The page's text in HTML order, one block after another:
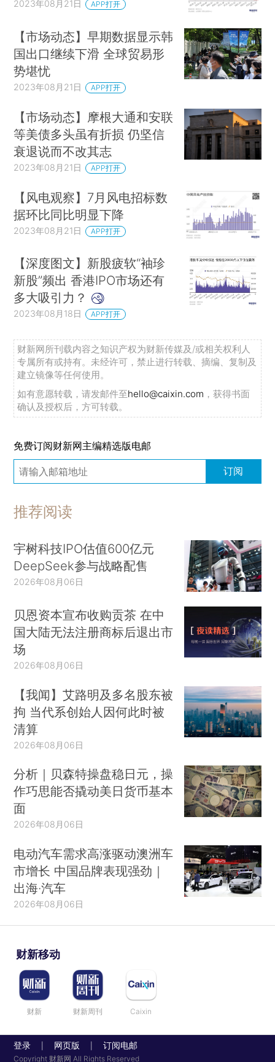
【大市热点】
香港IPO市场该如何重拾吸引力？疫情过去，
香港IPO市场却延续颓势，缺乏大型新股上市，新
股缩量发行的“袖珍IPO”现象也很突出。造成新股市
场寒潮的原因有哪些？在港交所的制度改革后，接
下来的情况会有改善吗？来看安永对这个问题的解
析
【数据推荐】
前七月分类型企业出口 海关总署数据显示，前
七月中国累计出口19449.02亿美元，累计同比下降
5.01%。其中，私营企业累计出口11983.61亿元，
同比下降0.39%，占总出口金额的比例达到61.6%。
来看我们的数据专题整理
1年期LPR
行间同业拆借中心公布，最新1年期贷款市场报价
利率（LPR）为3.45%，较上个月下降10BP，而5
年期以上LPR为4.2%，维持不变。市场人士分析，
此举或旨在保护银行息差、给存量房贷利率下调留
出空间……本轮降息距离上一次仅过去了两个月，
是年内的第二次降息。我们的数据库已经更新。
进
入财新CEIC数据库查看和下载这条数据
【更多荐读】
摩根大通和安联依然认为美国会衰退一些全球
知名基金经理确信美国即将陷入衰退，他们在今年
大量买入政府债券，希望以大胆押注弥补2022年
遭受的惨重损失。包括摩根大通、安联在内的美债
多头认为，美国经济才刚刚开始消化美联储激进加
息的影响，从加息到经济衰退需要的也只是时
间……来读读华尔街这些人的看法
查看精华内容的完整版，解锁海量金融数据、
财经资讯和更多数据资讯服务，请订阅财新数据
通。（移动端用户点这里，PC端用户点这里）
2023年08月21日 APP打开
【市场动态】早期数据显示韩
国出口继续下滑 全球贸易形
势堪忧
2023年08月21日 APP打开
【市场动态】摩根大通和安联
等美债多头虽有折损 仍坚信
衰退说而不改其志
2023年08月21日 APP打开
【风电观察】7月风电招标数
据环比同比明显下降
2023年08月21日 APP打开
【深度图文】新股疲软“袖珍
新股”频出 香港IPO市场还有
多大吸引力？
2023年08月18日 APP打开
财新网所刊载内容之知识产权为财新传媒及/或相关权利人
专属所有或持有。未经许可，禁止进行转载、摘编、复制及
建立镜像等任何使用。
如有意愿转载，请发邮件至hello@caixin.com ，获得书面
确认及授权后，方可转载。
免费订阅财新网主编精选版电邮
订阅
推荐阅读
宇树科技IPO估值600亿元
DeepSeek参与战略配售
2026年08月06日
贝恩资本宣布收购贡茶 在中
国大陆无法注册商标后退出市
场
2026年08月06日
【我闻】艾路明及多名股东被
拘 当代系创始人因何此时被
清算
2026年08月06日
分析｜贝森特操盘稳日元，操
作巧思能否撬动美日货币基本
面
2026年08月06日
电动汽车需求高涨驱动澳洲车
市增长 中国品牌表现强劲｜
出海·汽车
2026年08月06日
财新移动
财新 财新周刊 Caixin
登录 网页版 订阅电邮
Copyright 财新网 All Rights Reserved